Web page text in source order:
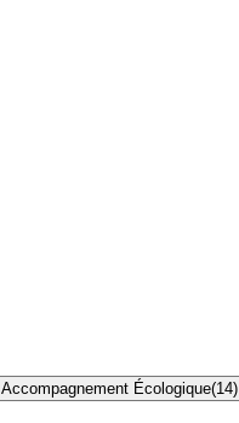
Accompagnement Écologique(14)